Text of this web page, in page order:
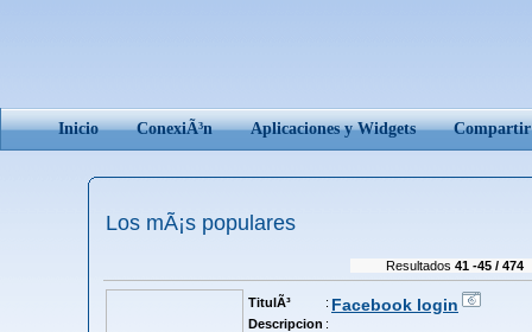
Inicio ConexiÃ³n Aplicaciones y Widgets
Los mÃ¡s populares
Resultados 41 -45 / 474
TitulÃ³ : Facebook login
Descripcion :